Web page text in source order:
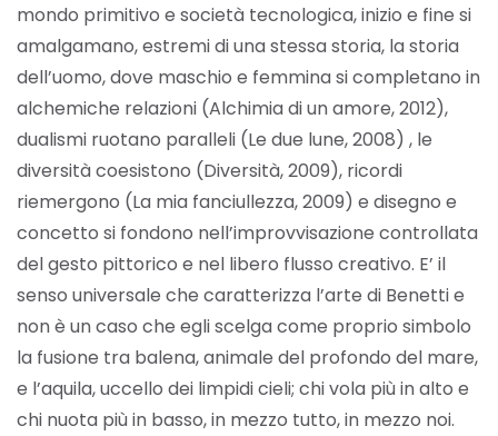
mondo primitivo e società tecnologica, inizio e fine si
amalgamano, estremi di una stessa storia, la storia
dell’uomo, dove maschio e femmina si completano in
alchemiche relazioni (Alchimia di un amore, 2012),
dualismi ruotano paralleli (Le due lune, 2008) , le
diversità coesistono (Diversità, 2009), ricordi
riemergono (La mia fanciullezza, 2009) e disegno e
concetto si fondono nell’improvvisazione controllata
del gesto pittorico e nel libero flusso creativo. E’ il
senso universale che caratterizza l’arte di Benetti e
non è un caso che egli scelga come proprio simbolo
la fusione tra balena, animale del profondo del mare,
e l’aquila, uccello dei limpidi cieli; chi vola più in alto e
chi nuota più in basso, in mezzo tutto, in mezzo noi.